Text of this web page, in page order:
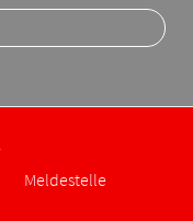
Meldestelle